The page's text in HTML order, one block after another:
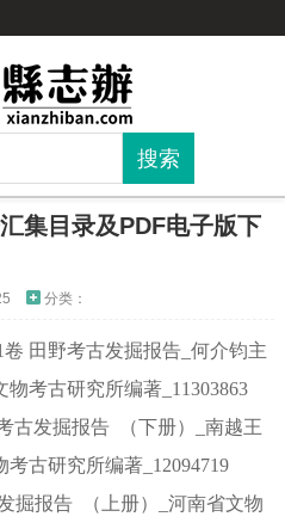
集目录及PDF电子版下
分类：
田野考古发掘报告_何介钧主
考古研究所编著_11303863
古发掘报告 （下册）_南越王
古研究所编著_12094719
掘报告 （上册）_河南省文物